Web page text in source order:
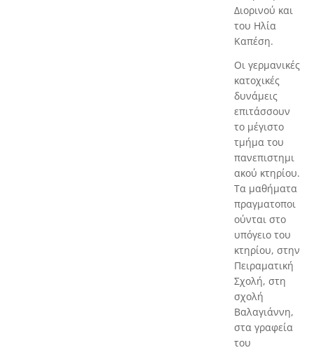
Διορινού και
του Ηλία
Καπέση.
Οι γερμανικές
κατοχικές
δυνάμεις
επιτάσσουν
το μέγιστο
τμήμα του
πανεπιστημι
ακού κτηρίου.
Τα μαθήματα
πραγματοποι
ούνται στο
υπόγειο του
κτηρίου, στην
Πειραματική
Σχολή, στη
σχολή
Βαλαγιάννη,
στα γραφεία
του